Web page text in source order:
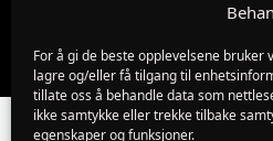
For å gi de beste opplevelsene
lagre og/eller få tilgang til
tillate oss å behandle data som
ikke samtykke eller trekke tilbake
egenskaper og funksjoner.